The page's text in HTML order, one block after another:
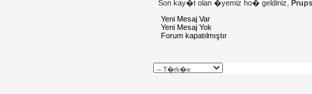
Son kay�t olan �yemiz ho� geldiniz,
Yeni Mesaj Var
Yeni Mesaj Yok
Forum kapatılmıştır